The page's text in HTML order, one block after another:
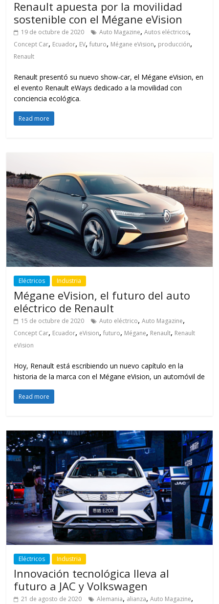
Renault apuesta por la movilidad
sostenible con el Mégane eVision
19 de octubre de 2020 Auto Magazine,Autos eléctricos,
Concept Car, Ecuador, EV,futuro, Mégane eVision, producción,
Renault
Renault presentó su nuevo show-car, el Mégane eVision, en
el evento Renault eWays dedicado a la movilidad con
conciencia ecológica.
Read more
Eléctricos Industria
Mégane eVision, el futuro del auto
eléctrico de Renault
15 de octubre de 2020 Auto eléctrico,Auto Magazine,
Concept Car, Ecuador, eVision,futuro, Mégane, Renault, Renault
eVision
Hoy, Renault está escribiendo un nuevo capítulo en la
historia de la marca con el Mégane eVision, un automóvil de
Read more
Eléctricos Industria
Innovación tecnológica lleva al
futuro a JAC y Volkswagen
21 de agosto de 2020 Alemania, alianza,Auto Magazine,